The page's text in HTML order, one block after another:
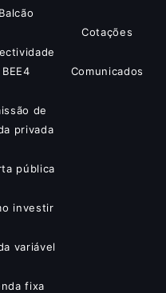
Balcão
BEE4
de
privada
pública
investir
variável
fixa
Cotações
Comunicados